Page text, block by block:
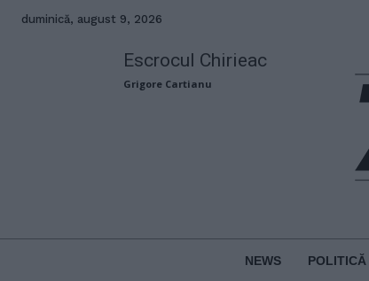
duminică, august 9, 2026
Escrocul Chirieac
Grigore Cartianu
NEWS POLITICĂ